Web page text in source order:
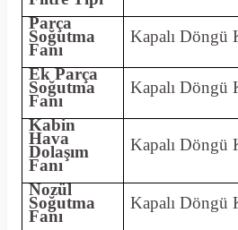
Parça
Soğutma
Fanı
Kapalı Döngü
Ek Parça
Soğutma
Fanı
Kapalı Döngü
Kabin
Hava
Dolaşım
Fanı
Kapalı Döngü
Nozül
Soğutma
Fanı
Kapalı Döngü